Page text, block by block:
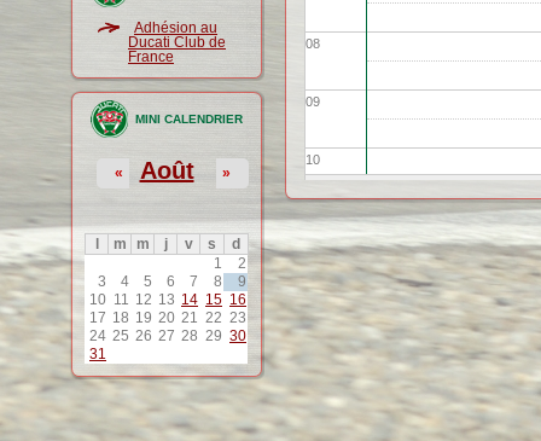
Adhésion au
Ducati Club de
France
MINI CALENDRIER
Août
« »
m m j v s
d
1
2
3
4 5 6 7 8
9
10 11 12 13 14 15 16
17 18 19 20 21 22 23
24 25 26 27 28 29 30
31
08
09
10
11
12
13